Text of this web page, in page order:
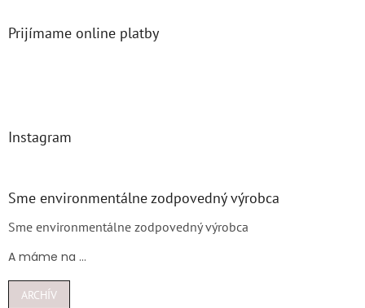
Prijímame online platby
Instagram
Sme environmentálne zodpovedný výrobca
Sme environmentálne zodpovedný výrobca
A máme na ...
ARCHÍV